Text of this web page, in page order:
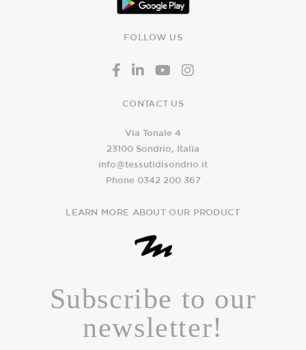
FOLLOW US
CONTACT US
Via Tonale 4
23100 Sondrio, Italia
info@tessutidisondrio.it
Phone 0342 200 367
LEARN MORE ABOUT OUR PRODUCT
Subscribe to our
newsletter!